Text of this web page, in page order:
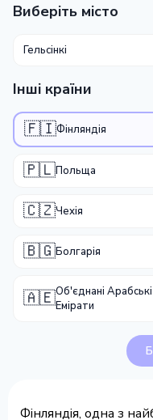
Виберіть місто
Гельсінкі
Інші країни
🇫🇮Фінляндія
🇵🇱Польща
🇨🇿Чехія
🇧🇬Болгарія
🇦🇪Об'єднані Арабські
Емірати
Фінляндія, одна з